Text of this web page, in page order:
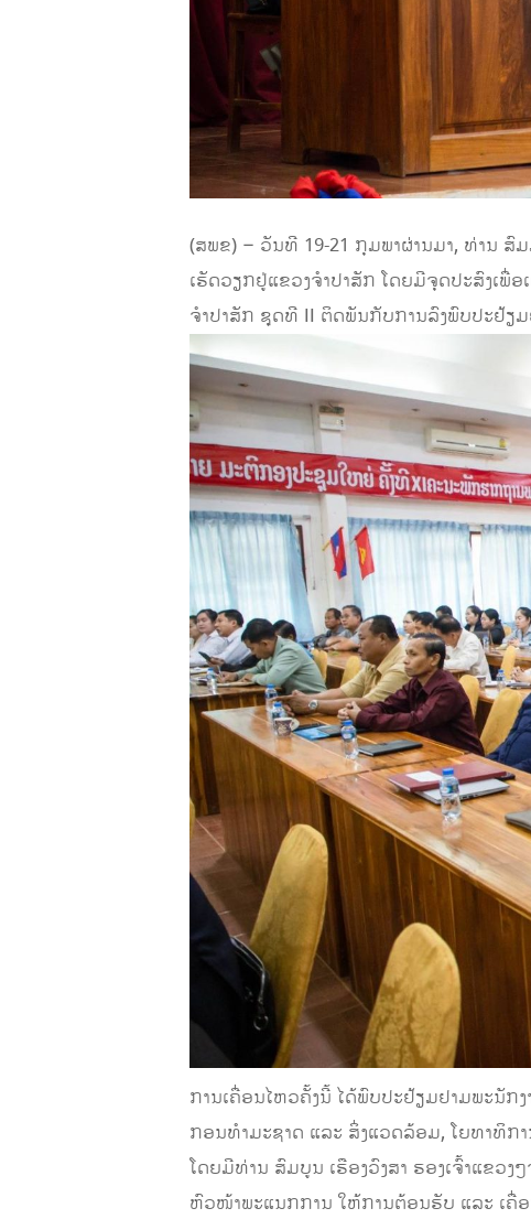
(ສພຂ) – ວັນທີ 19-21 ກຸມພາຜ່ານມາ, ທ່ານ ສົ
ເຮັດວຽກຢູ່ແຂວງຈໍາປາສັກ ໂດຍມີຈຸດປະສົງເພື່
ຈໍາປາສັກ ຊຸດທີ II ຕິດພັນກັບການລົງພົບປະຢ້ຽ
ການເຄື່ອນໄຫວຄັ້ງນີ້ ໄດ້ພົບປະຢ້ຽມຢາມພະນັກ
ກອນທໍາມະຊາດ ແລະ ສິ່ງແວດລ້ອມ, ໂຍທາທິກ
ໂດຍມີທ່ານ ສົມບູນ ເຮືອງວົງສາ ຮອງເຈົ້າແຂວ
ຫົວໜ້າພະແນກການ ໃຫ້ການຕ້ອນຮັບ ແລະ ເຄື່